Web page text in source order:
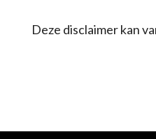
Deze disclaimer kan